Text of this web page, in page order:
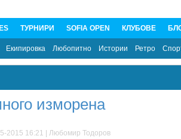
ТУРНИРИ SOFIA OPEN КЛУБОВЕ
Екипировка Любопитно Истории Ретро
изморена
2015 16:21 | Любомир Тодоров